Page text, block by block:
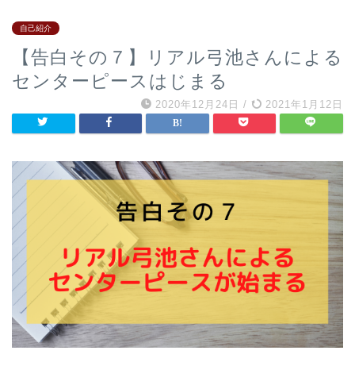
自己紹介
【告白その７】リアル弓池さんによる
センターピースはじまる
2020年12月24日 / 2021年1月12日